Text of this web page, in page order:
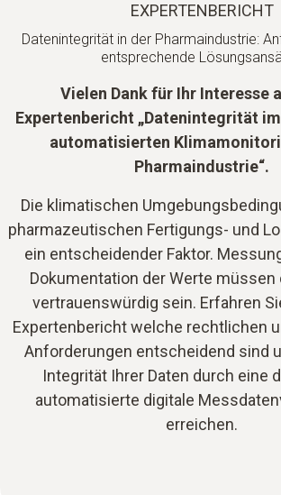
EXPERTENBERICHT
Datenintegrität in der Pharmaindustrie:
entsprechende
Vielen Dank für Ihr Interesse
Expertenbericht „Datenintegrität
automatisierten
Pharmaindustrie“.
Die klimatischen
pharmazeutischen Fertigungs- und
ein entscheidender Faktor.
Dokumentation der Werte müssen
vertrauenswürdig sein. Erfahren
Expertenbericht welche rechtlichen
Anforderungen entscheidend sind
Integrität Ihrer Daten durch eine
automatisierte digitale
erreichen.